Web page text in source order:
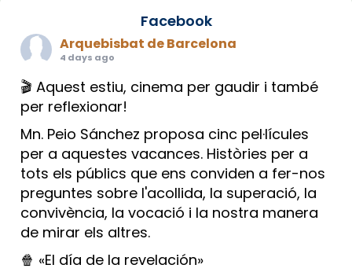
Facebook
Arquebisbat de Barcelona
4 days ago
🎬 Aquest estiu, cinema per gaudir i també
per reflexionar!
Mn. Peio Sánchez proposa cinc pel·lícules
per a aquestes vacances. Històries per a
tots els públics que ens conviden a fer-nos
preguntes sobre l'acollida, la superació, la
convivència, la vocació i la nostra manera
de mirar els altres.
🍿 «El día de la revelación»